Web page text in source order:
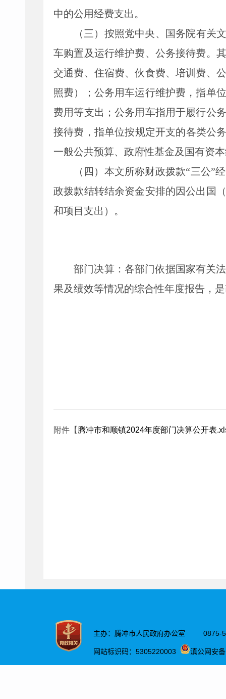
中的公用经费支出 。
（三） 按照党中央、国务院有关
车购置及运行维护费、公务接待费。
交通费、住宿费、伙食费、培训费、
照费）；公务用车运行维护费，指单
费用等支出；公务用车指用于履行公
接待费，指单位按规定开支的各类公
一般公共预算、政府性基金及国有资
（四）本文所称财政拨款“三公”
政拨款结转结余资金安排的因公出国
和项目支出）。
部门决算：各部门依据国家有关
果及绩效等情况的综合性年度报告，
附件【 腾冲市和顺镇2024年度部门决算公开表